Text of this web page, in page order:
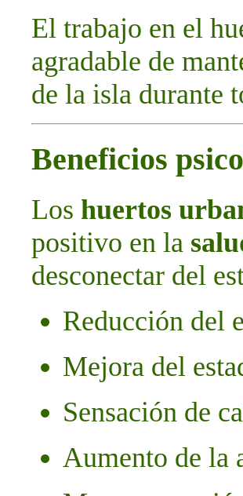
El trabajo en el
agradable de
de la isla durante
Beneficios
Los huertos
positivo en la
desconectar del
Reducción del
Mejora del
Sensación de
Aumento de la